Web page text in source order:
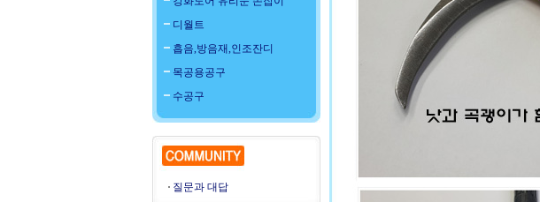
디월트
흡음,방음재,인조잔디
목공용공구
수공구
질문과 대답